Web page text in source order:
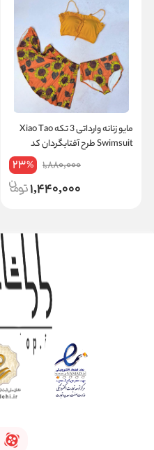
مایو زنانه وارداتی 3 تکه Xiao Tao
Swimsuit طرح آفتابگردان کد
1,880,000
23%
1,440,000